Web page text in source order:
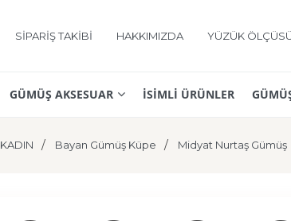
SİPARİŞ TAKİBİ HAKKIMIZDA YÜZÜK
GÜMÜŞ AKSESUAR İSİMLİ ÜRÜNLER
KADIN Bayan Gümüş Küpe Midyat Nurtaş Gümüş